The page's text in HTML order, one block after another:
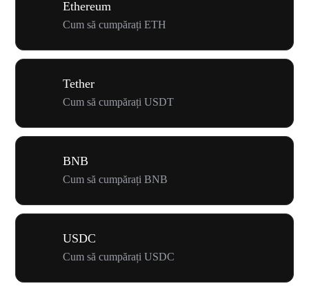
Ethereum
Cum să cumpărați ETH
Tether
Cum să cumpărați USDT
BNB
Cum să cumpărați BNB
USDC
Cum să cumpărați USDC